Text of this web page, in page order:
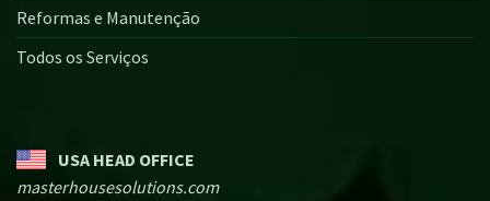
Reformas e Manutenção
Todos os Serviços
USA HEAD OFFICE
masterhousesolutions.com